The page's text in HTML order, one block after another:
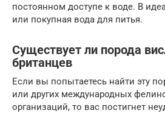
постоянном доступе к воде. В
или покупная вода для питья.
Существует ли порода
британцев
Если вы попытаетесь найти эту
или других международных
организаций, то вас постигнет